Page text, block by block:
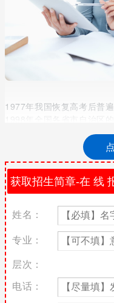
1977年我国恢复高考后普
统计到了350多名高考状
人，约占1977-1998年全
大学毕业后都销声匿迹，
元高曝光率形成鲜明对比。
在我国1977-1998年可以
严重失调，男状元约占
调查到的高考文科和理科状
个时期我国高考状元呈现出
状元占绝对优势，约占73%
数的三分之一。文科状元中
约占47%，女状元勉强与男
2018年全国各省高考
姓名：
专业：
层次：
电话：